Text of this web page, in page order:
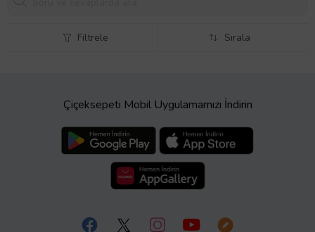
Filtrele Sırala
Çiçeksepeti Mobil Uygulamamızı İndirin